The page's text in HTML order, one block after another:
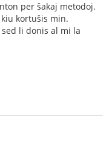
per ŝakaj metodoj.
kortuŝis min.
li donis al mi la